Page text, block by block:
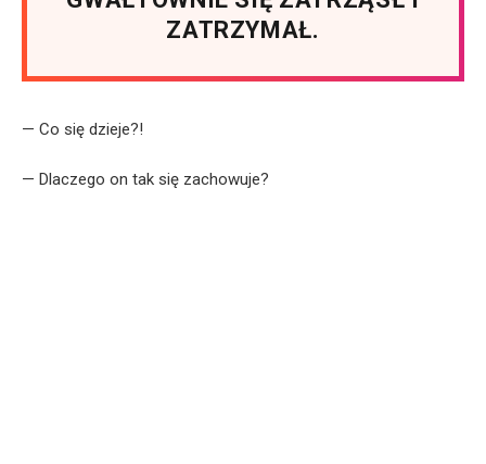
ZATRZYMAŁ.
— Co się dzieje?!
— Dlaczego on tak się zachowuje?